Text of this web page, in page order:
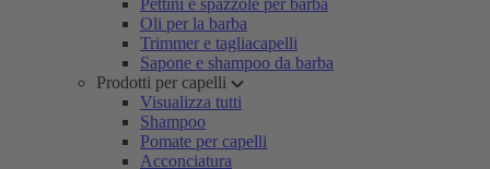
Pettini e spazzole per barba
Oli per la barba
Trimmer e tagliacapelli
Sapone e shampoo da barba
Prodotti per capelli
Visualizza tutti
Shampoo
Pomate per capelli
Acconciatura